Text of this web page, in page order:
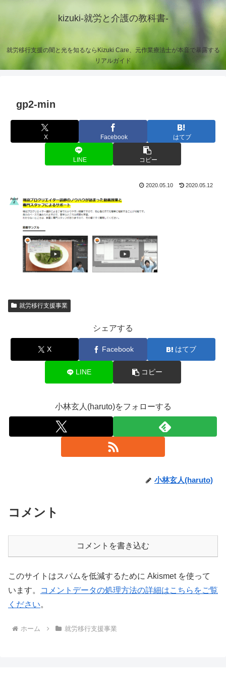
kizuki-就労と介護の教科書-
就労移行支援の闇と光を知るならKizuki Care、元作業療法士が本音で暴露する
リアルガイド
gp2-min
X Facebook はてブ
LINE コピー
2020.05.10 2020.05.12
就労移行支援事業
シェアする
X Facebook はてブ
LINE コピー
小林玄人(haruto)をフォローする
小林玄人(haruto)
コメント
コメントを書き込む
このサイトはスパムを低減するために Akismet を使って
います。
コメントデータの処理方法の詳細はこちらをご覧
ください。
ホーム 就労移行支援事業